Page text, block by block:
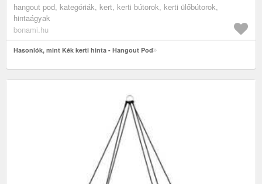
hangout pod, kategóriák, kert, kerti bútorok, kerti ülőbútorok,
hintaágyak
bonami.hu
Hasonlók, mint Kék kerti hinta - Hangout Pod